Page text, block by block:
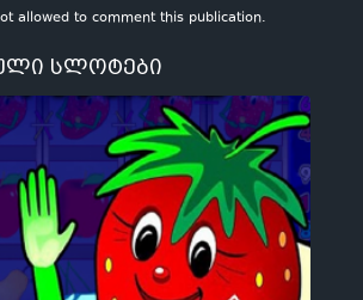
allowed to comment this publication.
სლოტები